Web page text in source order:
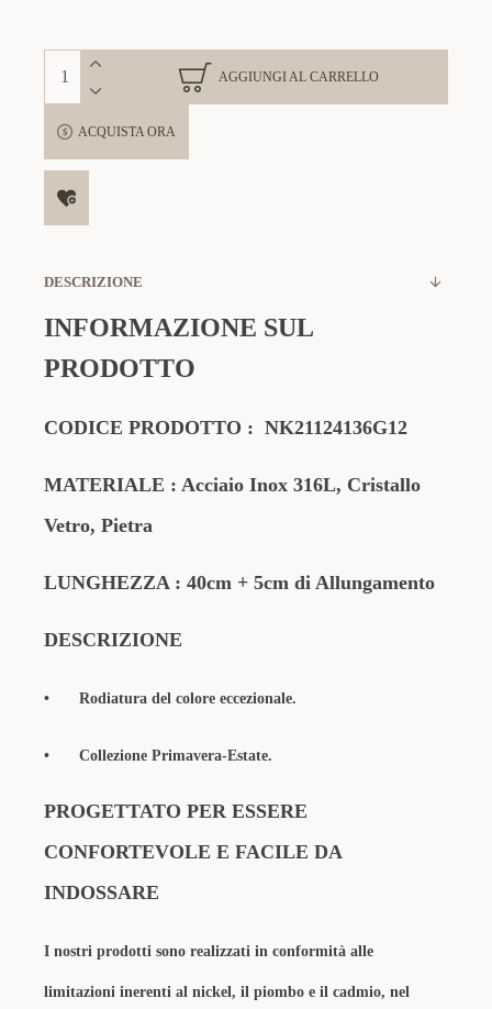
AGGIUNGI AL CARRELLO
ACQUISTA ORA
DESCRIZIONE
INFORMAZIONE SUL
PRODOTTO
CODICE PRODOTTO : NK21124136G12
MATERIALE : Acciaio Inox 316L, Cristallo
Vetro, Pietra
LUNGHEZZA : 40cm + 5cm di Allungamento
DESCRIZIONE
• Rodiatura del colore eccezionale.
• Collezione Primavera-Estate.
PROGETTATO PER ESSERE
CONFORTEVOLE E FACILE DA
INDOSSARE
I nostri prodotti sono realizzati in conformità alle
limitazioni inerenti al nickel, il piombo e il cadmio, nel